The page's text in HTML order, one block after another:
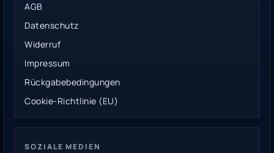
AGB
Datenschutz
Widerruf
Impressum
Rückgabebedingungen
Cookie-Richtlinie (EU)
SOZIALE MEDIEN